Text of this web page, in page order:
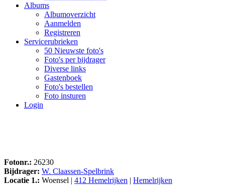
Albums
Albumoverzicht
Aanmelden
Registreren
Servicerubrieken
50 Nieuwste foto's
Foto's per bijdrager
Diverse links
Gastenboek
Foto's bestellen
Foto insturen
Login
Fotonr.: 26230
Bijdrager: W. Claassen-Spelbrink
Locatie 1.: Woensel | 412 Hemelrijken | Hemelrijken